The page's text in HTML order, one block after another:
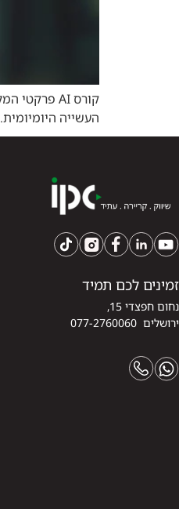
העשייה היומיומית.
זמינים לכם תמיד
נחום חפצדי 15,
ירושלים 077-2760060